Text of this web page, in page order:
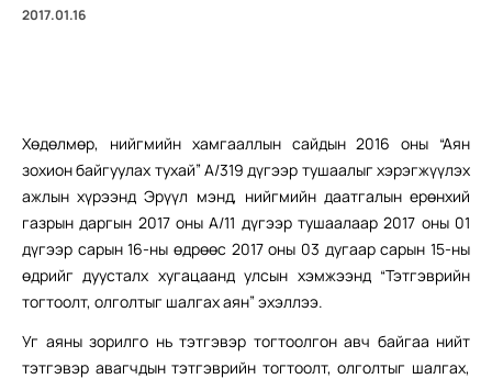
2017.01.16
Хөдөлмөр, нийгмийн хамгааллын сайдын 2016 оны “Аян
зохион байгуулах тухай” А/319 дүгээр тушаалыг хэрэгжүүлэх
ажлын хүрээнд Эрүүл мэнд, нийгмийн даатгалын ерөнхий
газрын даргын 2017 оны А/11 дүгээр тушаалаар 2017 оны 01
дүгээр сарын 16-ны өдрөөс 2017 оны 03 дугаар сарын 15-ны
өдрийг дуусталх хугацаанд улсын хэмжээнд “Тэтгэврийн
тогтоолт, олголтыг шалгах аян” эхэллээ.
Уг аяны зорилго нь тэтгэвэр тогтоолгон авч байгаа нийт
тэтгэвэр авагчдын тэтгэврийн тогтоолт, олголтыг шалгах,